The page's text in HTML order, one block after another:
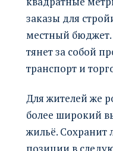
заказы для
местный бюджет.
тянет за собой
транспорт и
Для жителей же
более широкий
жильё. Сохранит
позиции в